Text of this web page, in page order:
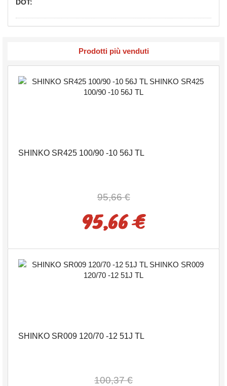
DOT:
Prodotti più venduti
SHINKO SR425 100/90 -10 56J TL
95,66 €
95,66 €
SHINKO SR009 120/70 -12 51J TL
100,37 €